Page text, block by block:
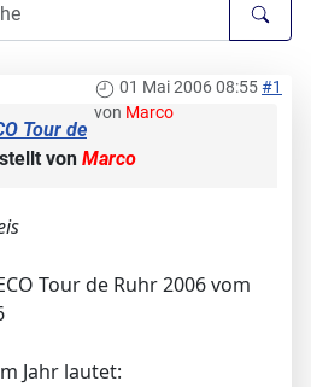
01 Mai 2006 08:55#1
von Marco
Tour de
von Marco
Tour de Ruhr 2006 vom
Jahr lautet: